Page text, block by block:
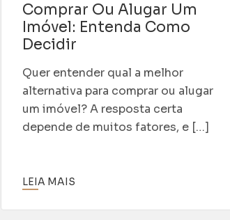
Comprar Ou Alugar Um
Imóvel: Entenda Como
Decidir
Quer entender qual a melhor
alternativa para comprar ou alugar
um imóvel? A resposta certa
depende de muitos fatores, e […]
LEIA MAIS